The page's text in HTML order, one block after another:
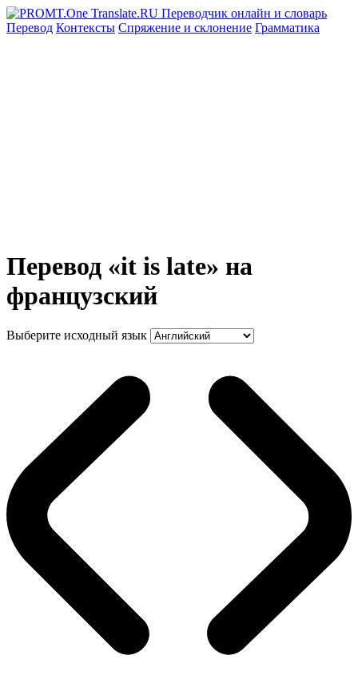
Перевод Контексты Спряжение и склонение Грамматика
Перевод «it is late» на
французский
Выберите исходный язык